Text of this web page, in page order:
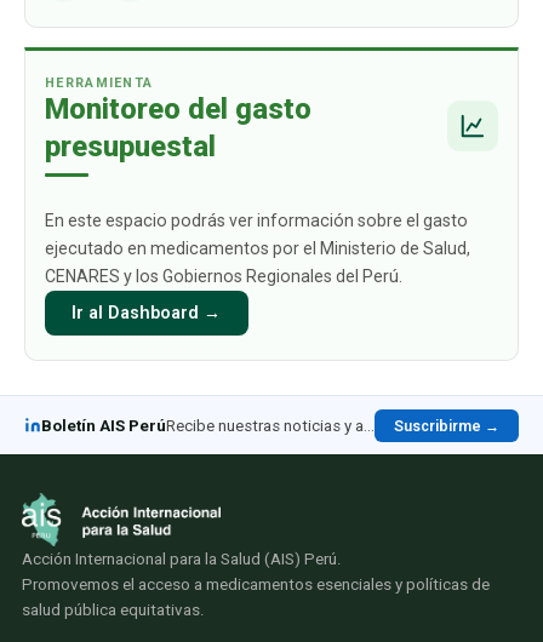
HERRAMIENTA
Monitoreo del gasto
presupuestal
En este espacio podrás ver información sobre el gasto
ejecutado en medicamentos por el Ministerio de Salud,
CENARES y los Gobiernos Regionales del Perú.
Ir al Dashboard →
Boletín AIS PerúRecibe nuestras noticias y análisis en LinkedIn Suscribirme →
Acción Internacional para la Salud (AIS) Perú.
Promovemos el acceso a medicamentos esenciales y políticas de
salud pública equitativas.